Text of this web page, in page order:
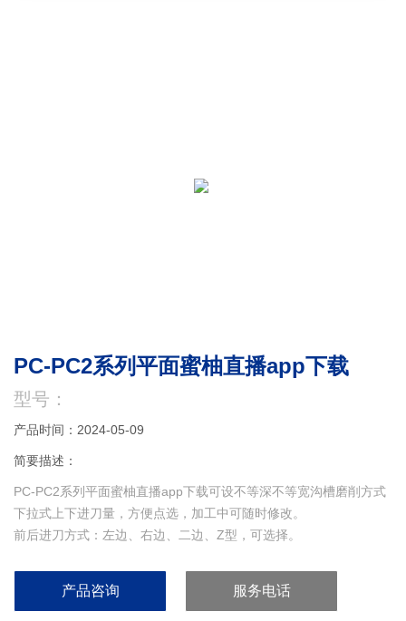
PC-PC2系列平面蜜柚直播app下载
型号：
产品时间：2024-05-09
简要描述：
PC-PC2系列平面蜜柚直播app下载可设不等深不等宽沟槽磨削方式
下拉式上下进刀量，方便点选，加工中可随时修改。
前后进刀方式：左边、右边、二边、Z型，可选择。
产品咨询 服务电话